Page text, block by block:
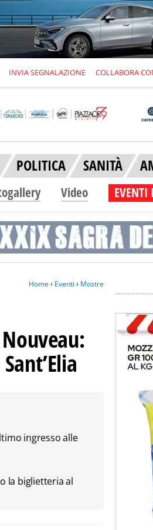
INVIA SEGNALAZIONE COLLABORA
POLITICA SANITÀ
Video
Home› Eventi › Mostre
ingresso alle
la biglietteria al